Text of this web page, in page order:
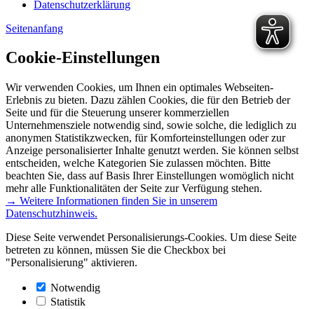
Datenschutzerklärung
Seitenanfang
Cookie-Einstellungen
Wir verwenden Cookies, um Ihnen ein optimales Webseiten-
Erlebnis zu bieten. Dazu zählen Cookies, die für den Betrieb der
Seite und für die Steuerung unserer kommerziellen
Unternehmensziele notwendig sind, sowie solche, die lediglich zu
anonymen Statistikzwecken, für Komforteinstellungen oder zur
Anzeige personalisierter Inhalte genutzt werden. Sie können selbst
entscheiden, welche Kategorien Sie zulassen möchten. Bitte
beachten Sie, dass auf Basis Ihrer Einstellungen womöglich nicht
mehr alle Funktionalitäten der Seite zur Verfügung stehen.
→ Weitere Informationen finden Sie in unserem
Datenschutzhinweis.
Diese Seite verwendet Personalisierungs-Cookies. Um diese Seite
betreten zu können, müssen Sie die Checkbox bei
"Personalisierung" aktivieren.
Notwendig
Statistik